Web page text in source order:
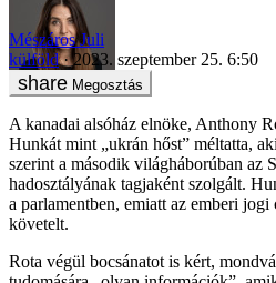
Mészáros Juli
külföld
2023. szeptember 25. 6:50
Megosztás
A kanadai alsóház elnöke, Anthony
Hunkát mint „ukrán hőst” méltatta,
szerint a második világháborúban az
hadosztályának tagjaként szolgált.
a parlamentben, emiatt az emberi jogi
követelt.
Rota végül bocsánatot is kért,